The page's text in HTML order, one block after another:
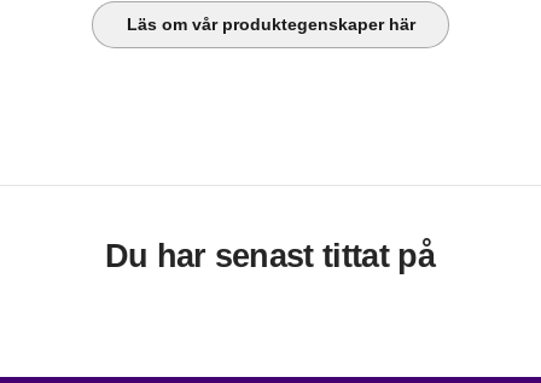
Läs om vår produktegenskaper här
Du har senast tittat på